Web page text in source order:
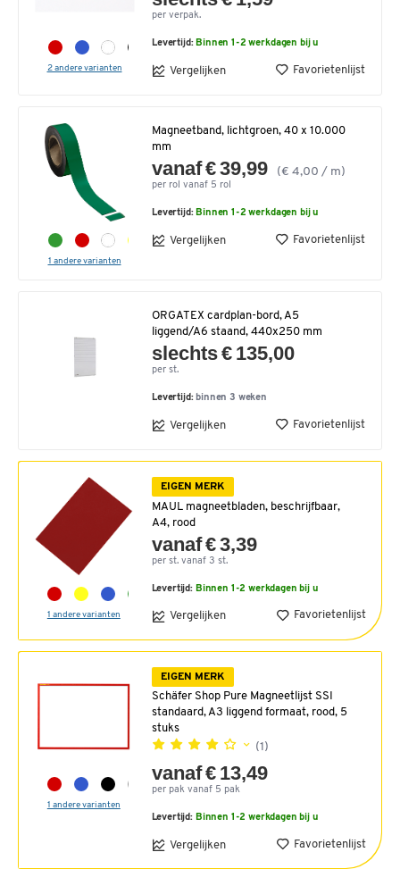
2 andere varianten
per verpak.
Levertijd:Binnen 1-2 werkdagen bij u
Vergelijken Favorietenlijst
1 andere varianten
Magneetband, lichtgroen, 40 x 10.000
mm
vanaf € 39,99 (€ 4,00 / m)
per rol vanaf 5 rol
Levertijd:Binnen 1-2 werkdagen bij u
Vergelijken Favorietenlijst
ORGATEX cardplan-bord, A5
liggend/A6 staand, 440x250 mm
slechts € 135,00
per st.
Levertijd:binnen 3 weken
Vergelijken Favorietenlijst
1 andere varianten
EIGEN MERK
MAUL magneetbladen, beschrijfbaar,
A4, rood
vanaf € 3,39
per st. vanaf 3 st.
Levertijd: Binnen 1-2 werkdagen bij u
Vergelijken Favorietenlijst
1 andere varianten
EIGEN MERK
Schäfer Shop Pure Magneetlijst SSI
standaard, A3 liggend formaat, rood, 5
stuks
(1)
vanaf € 13,49
per pak vanaf 5 pak
Levertijd: Binnen 1-2 werkdagen bij u
Vergelijken Favorietenlijst